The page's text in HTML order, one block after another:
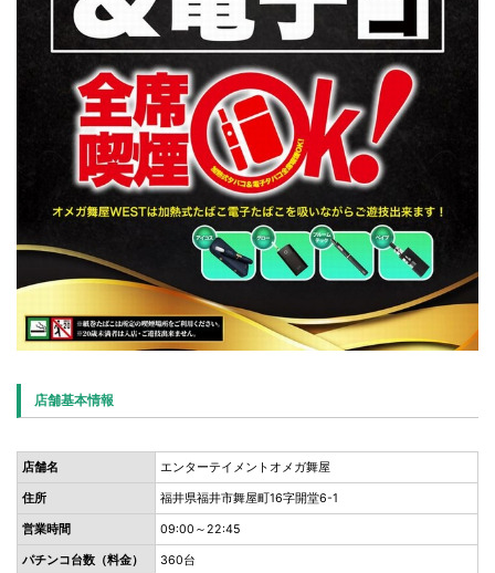
店舗基本情報
店舗名 エンターテイメントオメガ舞屋
住所 福井県福井市舞屋町16字開堂6-1
営業時間 09:00～22:45
パチンコ台数（料金） 360台